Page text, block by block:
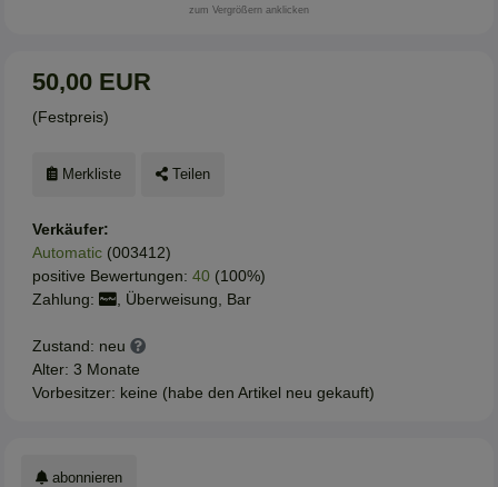
zum Vergrößern anklicken
50,00 EUR
(Festpreis)
Merkliste Teilen
Verkäufer:
Automatic (003412)
positive Bewertungen: 40 (100%)
Zahlung:
, Überweisung, Bar
Zustand: neu
Alter: 3 Monate
Vorbesitzer: keine (habe den Artikel neu gekauft)
abonnieren